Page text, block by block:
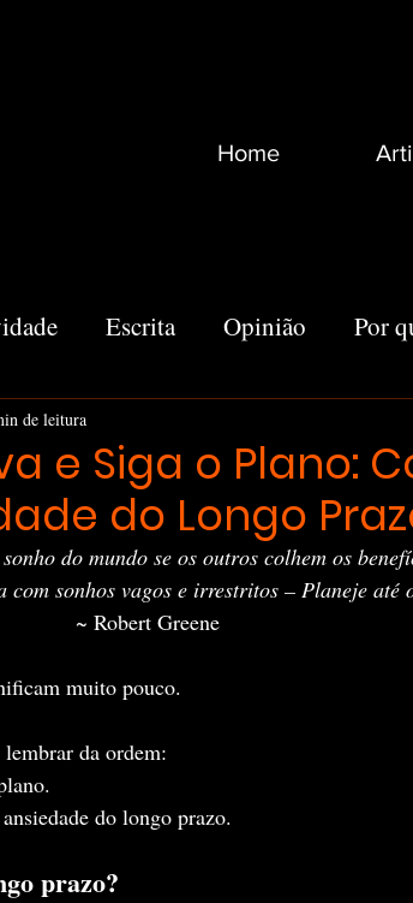
Home
Escrita Opinião Por
e Siga o Plano:
do Longo
de leitura
do mundo se os outros colhem os
com sonhos vagos e irrestritos – Planeje até
~ Robert Greene
muito pouco.
da ordem:
do longo prazo.
prazo?